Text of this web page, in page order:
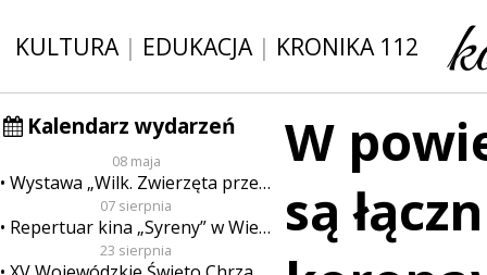
KULTURA| EDUKACJA| KRONIKA 112
Kalendarz wydarzeń
08 maja
Wystawa „Wilk. Zwierzęta przeklęte”
07 sierpnia
Repertuar kina „Syreny” w Wieluniu w dn. od 7 do 13 sierpnia
23 sierpnia
W
są